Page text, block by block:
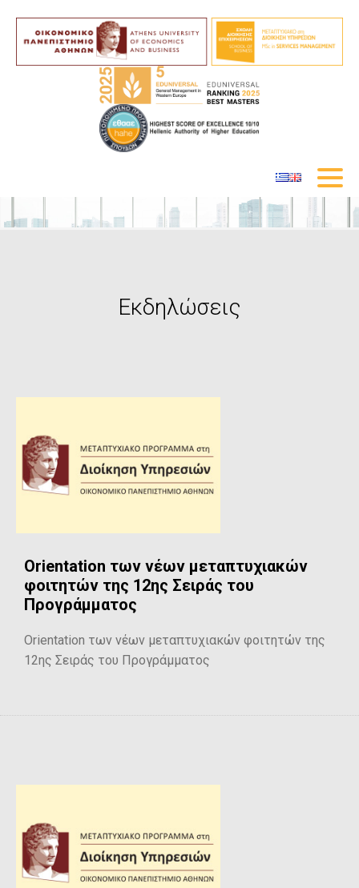
Εκδηλώσεις
Orientation των νέων μεταπτυχιακών
φοιτητών της 12ης Σειράς του
Προγράμματος
Orientation των νέων μεταπτυχιακών φοιτητών της
12ης Σειράς του Προγράμματος